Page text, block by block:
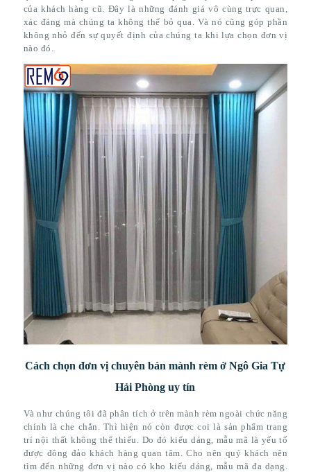
của khách hàng cũ. Đây là những đánh giá vô cùng trực quan,
xác đáng mà chúng ta không thể bỏ qua. Và nó cũng góp phần
không nhỏ đến sự quyết định của chúng ta khi lựa chọn đơn vị
nào đó.
Cách chọn đơn vị chuyên bán mành rèm ở Ngô Gia Tự
Hải Phòng uy tín
Và như chúng tôi đã phân tích ở trên mành rèm ngoài chức năng
chính là che chắn. Thì hiện nó còn được coi là sản phẩm trang
trí nội thất không thể thiếu. Do đó kiểu dáng, mẫu mã là yếu tố
được đông đảo khách hàng quan tâm. Cho nên quý khách nên
tìm đến những đơn vị nào có kho kiểu dáng, mẫu mã đa dạng.